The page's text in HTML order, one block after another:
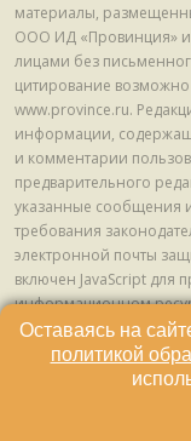
материалы,
ООО ИД «Провинция» и
лицами без
цитирование возможно
www.province.ru.
информации,
и комментарии
предварительного
указанные сообщения
требования
электронной почты
включен JavaScript для
информационном
технологии
информации на основе
относящихся к
находящихся на
Оставаясь на
политикой